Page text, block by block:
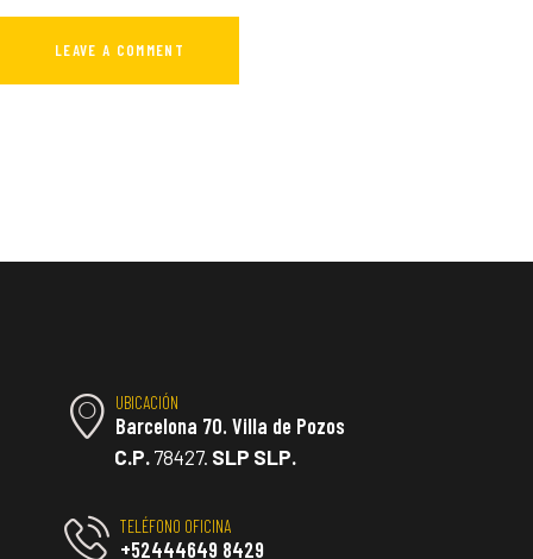
UBICACIÓN
Barcelona 70. Villa de Pozos
C.P. 78427. SLP SLP.
TELÉFONO OFICINA
+52444649 8429